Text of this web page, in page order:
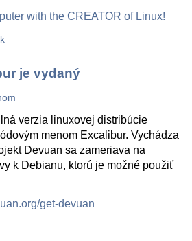
with the CREATOR of Linux!
je vydaný
verzia linuxovej distribúcie
menom Excalibur. Vychádza
Devuan sa zameriava na
k Debianu, ktorú je možné použiť
get-devuan